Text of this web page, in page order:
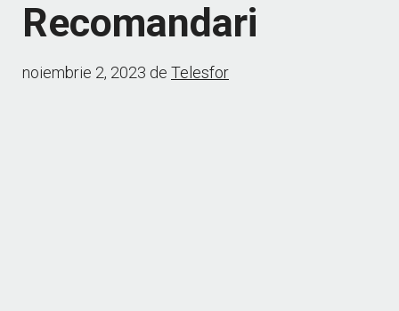
Recomandari
noiembrie 2, 2023 de Telesfor